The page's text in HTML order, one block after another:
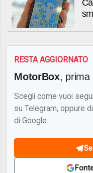
RESTA AGGIORNATO
MotorBox, prima
Scegli come vuoi
su Telegram, oppure
di Google.